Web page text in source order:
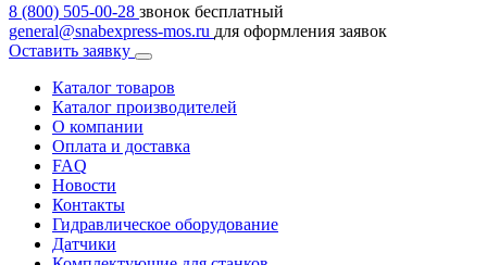
8 (800) 505-00-28 звонок бесплатный
general@snabexpress-mos.ru для оформления заявок
Оставить заявку
Каталог товаров
Каталог производителей
О компании
Оплата и доставка
FAQ
Новости
Контакты
Гидравлическое оборудование
Датчики